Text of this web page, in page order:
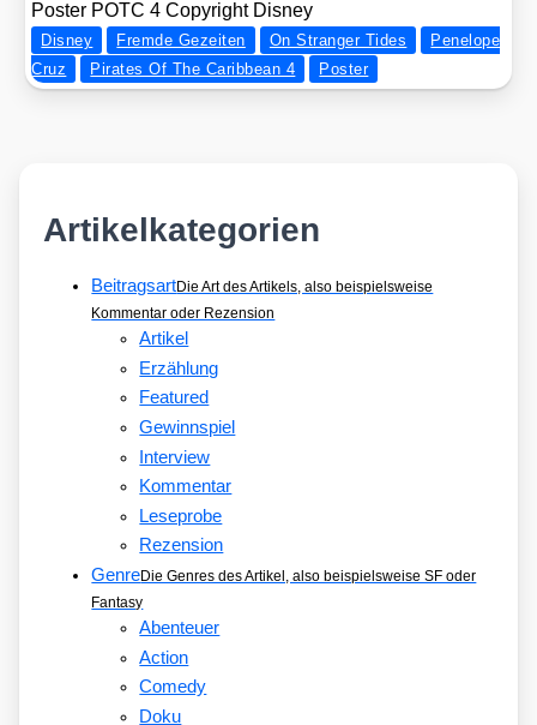
Pos­ter POTC 4 Copy­right Dis­ney
Disney Fremde Gezeiten On Stranger Tides
Penelope
Cruz
Pirates Of The Caribbean 4 Poster
Artikelkategorien
BeitragsartDie Art des Artikels, also beispielsweise
Kommentar oder Rezension
Artikel
Erzählung
Featured
Gewinnspiel
Interview
Kommentar
Leseprobe
Rezension
GenreDie Genres des Artikel, also beispielsweise SF oder
Fantasy
Abenteuer
Action
Comedy
Doku